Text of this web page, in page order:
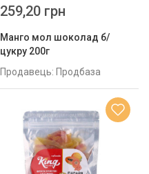
Манго мол шоколад б/
цукру 200г
Продавець: Продбаза
259,20 грн